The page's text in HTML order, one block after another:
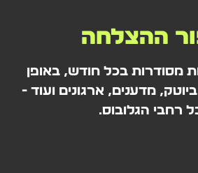
ההצלחה
מסודרות בכל חודש, באופן
מדענים, ארגונים ועוד -
רחבי הגלובוס.